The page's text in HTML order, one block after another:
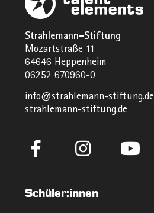
Strahlemann-Stiftung
Mozartstraße 11
64646 Heppenheim
06252 670960-0
info@strahlemann-stiftung.de
strahlemann-stiftung.de
Schüler:innen